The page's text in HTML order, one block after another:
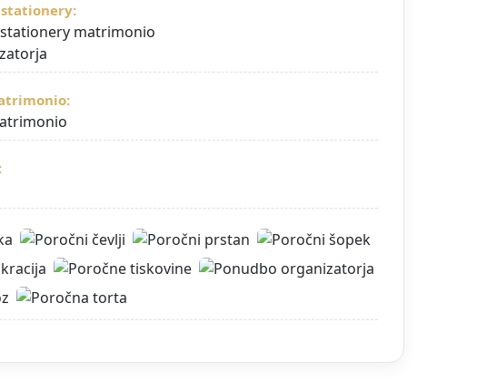
matrimonio